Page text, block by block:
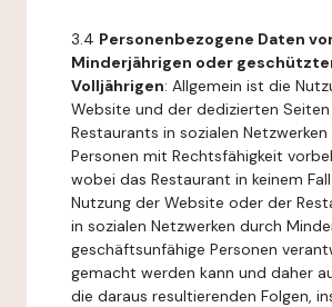
3.4 Personenbezogene Daten
Minderjährigen oder
Volljährigen: Allgemein ist die
Website und der dedizierten
Restaurants in sozialen Netzwerken
Personen mit Rechtsfähigkeit
wobei das Restaurant in keinem
Nutzung der Website oder der
in sozialen Netzwerken durch
geschäftsunfähige Personen
gemacht werden kann und daher
die daraus resultierenden Folgen,